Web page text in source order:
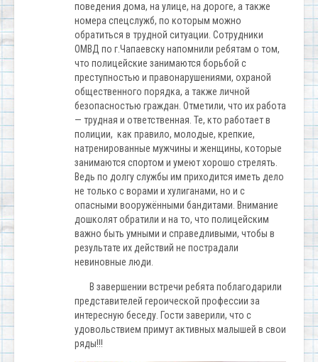
поведения дома, на улице, на дороге, а также
номера спецслужб, по которым можно
обратиться в трудной ситуации. Сотрудники
ОМВД по г.Чапаевску напомнили ребятам о том,
что полицейские занимаются борьбой с
преступностью и правонарушениями, охраной
общественного порядка, а также личной
безопасностью граждан. Отметили, что их работа
— трудная и ответственная. Те, кто работает в
полиции, как правило, молодые, крепкие,
натренированные мужчины и женщины, которые
занимаются спортом и умеют хорошо стрелять.
Ведь по долгу службы им приходится иметь дело
не только с ворами и хулиганами, но и с
опасными вооружёнными бандитами. Внимание
дошколят обратили и на то, что полицейским
важно быть умными и справедливыми, чтобы в
результате их действий не пострадали
невиновные люди.
В завершении встречи ребята поблагодарили
представителей героической профессии за
интересную беседу. Гости заверили, что с
удовольствием примут активных малышей в свои
ряды!!!